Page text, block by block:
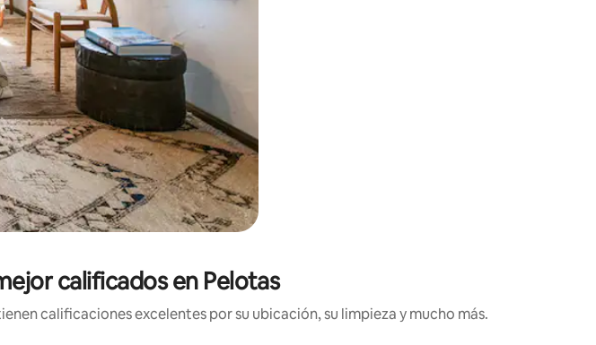
calificados en Pelotas
calificaciones excelentes por su ubicación, su limpieza y mucho más.